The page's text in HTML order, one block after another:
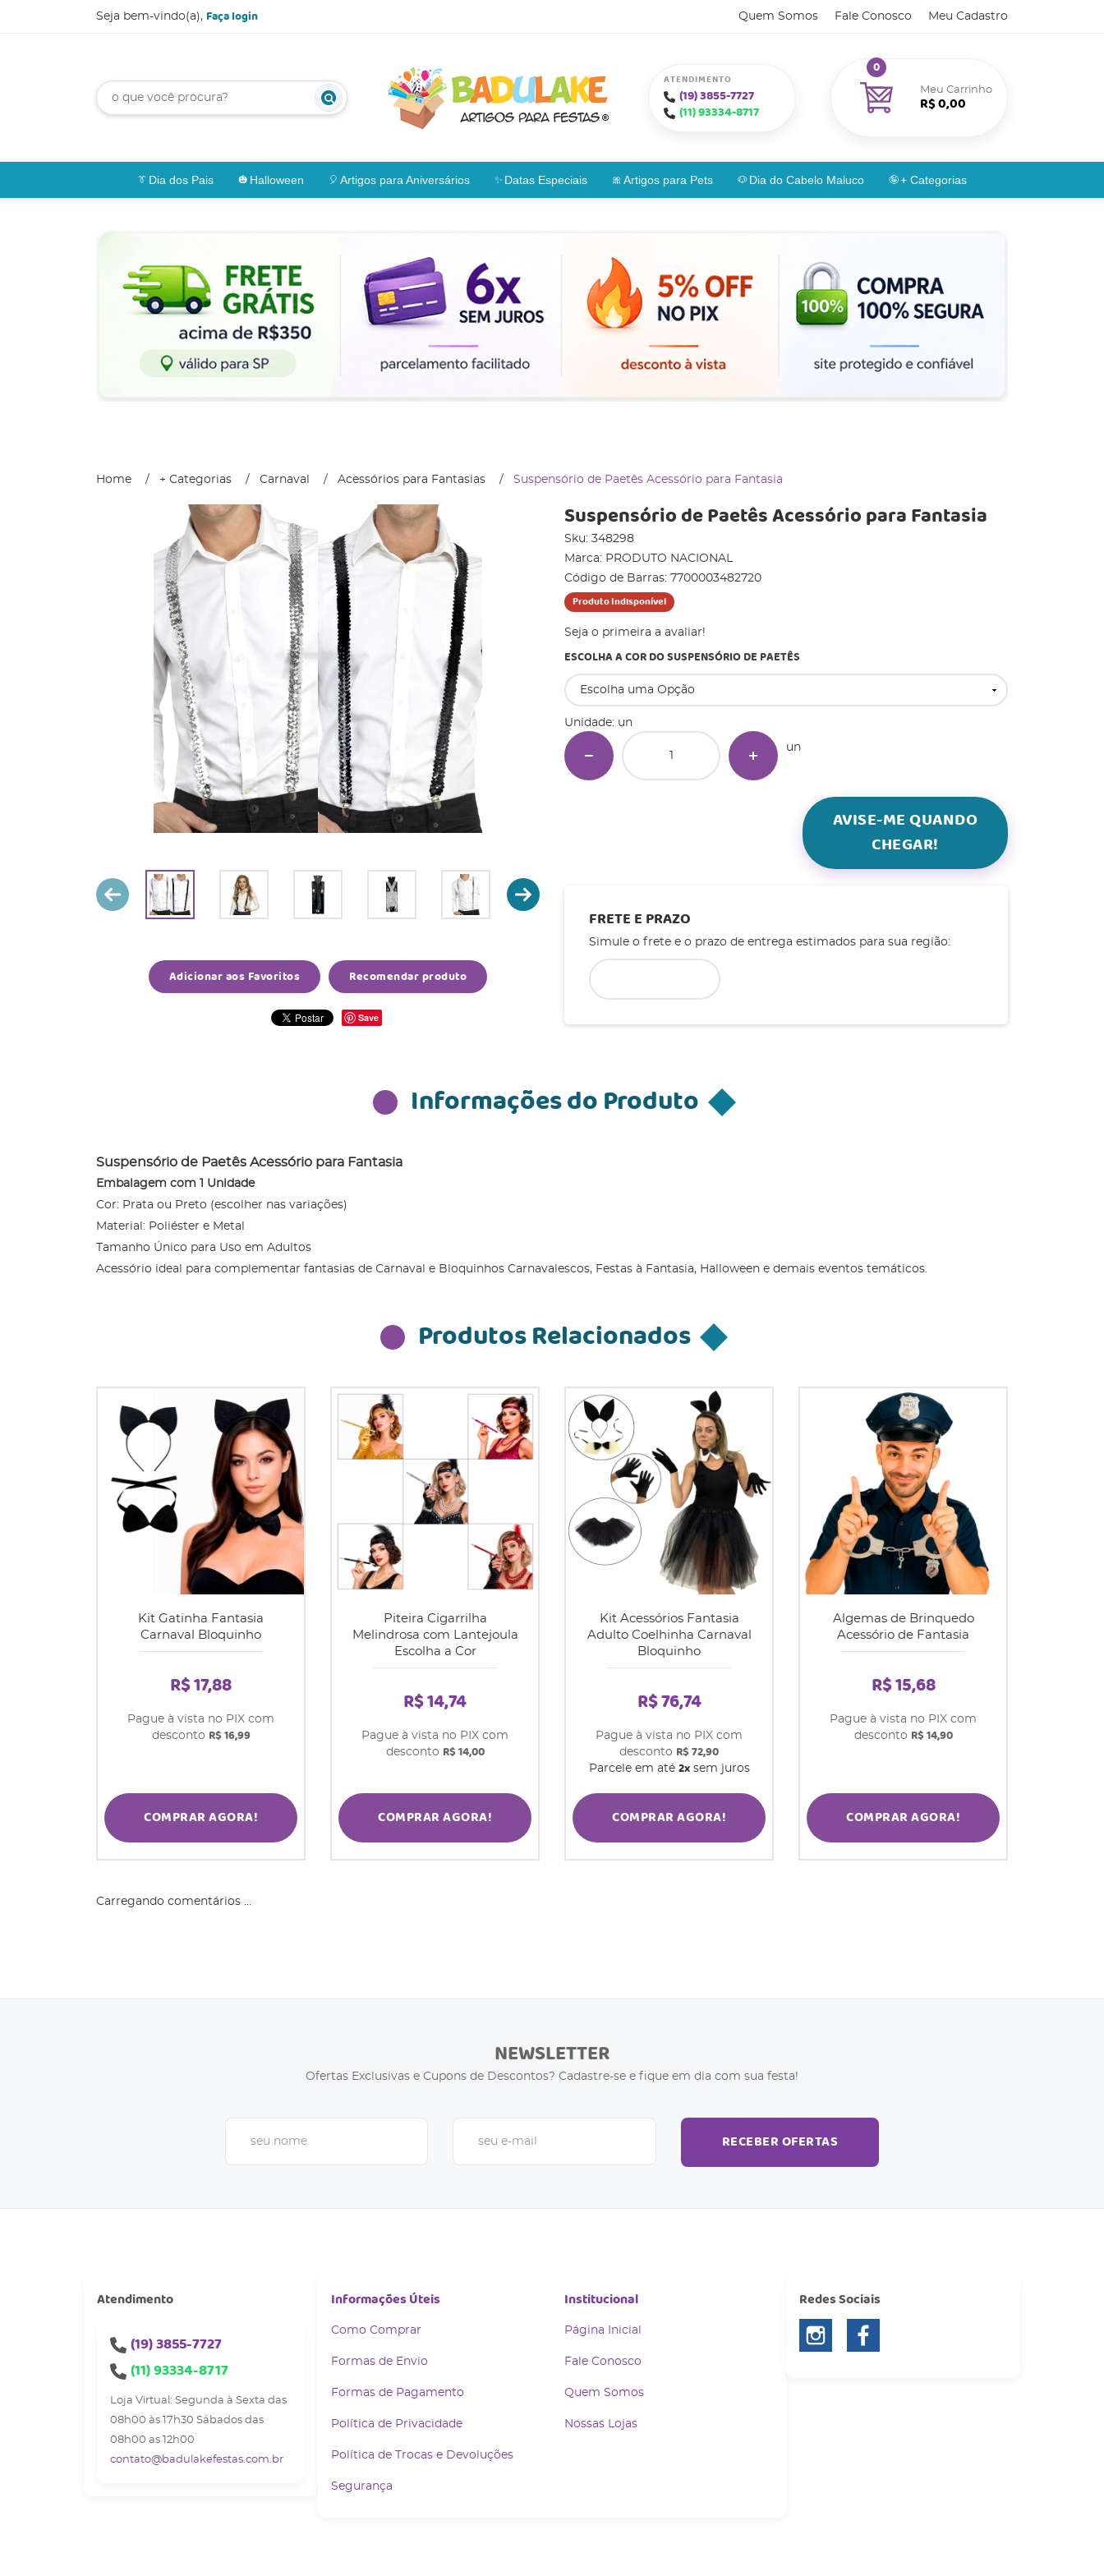
Seja bem-vindo(a), Faça login Quem Somos Fale Conosco Meu Cadastro
ATENDIMENTO
(19)3855-7727
(11)93334-8717
Meu Carrinho
0
R$ 0,00
Dia dos Pais Halloween Artigos para Aniversários Datas Especiais Artigos para Pets Dia do Cabelo Maluco + Categorias
Home + Categorias Carnaval Acessórios para Fantasias Suspensório de Paetês Acessório para Fantasia
Adicionar aos Favoritos Recomendar produto
Save
Suspensório de Paetês Acessório para Fantasia
Sku: 348298
Marca: PRODUTO NACIONAL
Código de Barras: 7700003482720
Produto Indisponível
Seja o primeira a avaliar!
ESCOLHA A COR DO SUSPENSÓRIO DE PAETÊS
Unidade: un
un
AVISE-ME QUANDO
CHEGAR!
FRETE E PRAZO
Simule o frete e o prazo de entrega estimados para sua região:
Informações do Produto
Suspensório de Paetês Acessório para Fantasia
Embalagem com 1 Unidade
Cor: Prata ou Preto (escolher nas variações)
Material: Poliéster e Metal
Tamanho Único para Uso em Adultos
Acessório ideal para complementar fantasias de Carnaval e Bloquinhos Carnavalescos, Festas à Fantasia, Halloween e demais eventos temáticos.
Produtos Relacionados
Kit Gatinha Fantasia
Carnaval Bloquinho
R$ 17,88
Pague à vista no PIX com
desconto R$ 16,99
COMPRAR AGORA!
Piteira Cigarrilha
Melindrosa com Lantejoula
Escolha a Cor
R$ 14,74
Pague à vista no PIX com
desconto R$ 14,00
COMPRAR AGORA!
Kit Acessórios Fantasia
Adulto Coelhinha Carnaval
Bloquinho
R$ 76,74
Pague à vista no PIX com
desconto R$ 72,90
Parcele em até 2xsem juros
COMPRAR AGORA!
Algemas de Brinquedo
Acessório de Fantasia
R$ 15,68
Pague à vista no PIX com
desconto R$ 14,90
COMPRAR AGORA!
Carregando comentários ...
NEWSLETTER
Ofertas Exclusivas e Cupons de Descontos? Cadastre-se e fique em dia com sua festa!
RECEBER OFERTAS
Atendimento
(19)3855-7727
(11)93334-8717
Loja Virtual: Segunda à Sexta das
08h00 às 17h30 Sábados das
08h00 as 12h00
contato@badulakefestas.com.br
Informações Úteis
Como Comprar
Formas de Envio
Formas de Pagamento
Política de Privacidade
Política de Trocas e Devoluções
Segurança
Institucional
Página Inicial
Fale Conosco
Quem Somos
Nossas Lojas
Redes Sociais